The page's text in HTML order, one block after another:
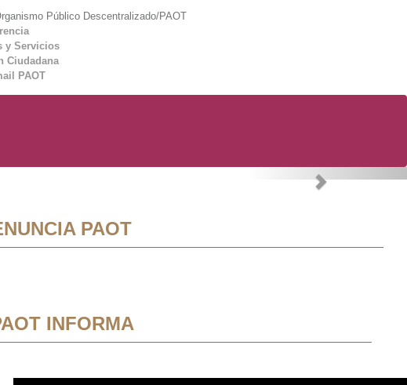
Público Descentralizado/PAOT
y Servicios
Ciudadana
PAOT
Next
PAOT
INFORMA